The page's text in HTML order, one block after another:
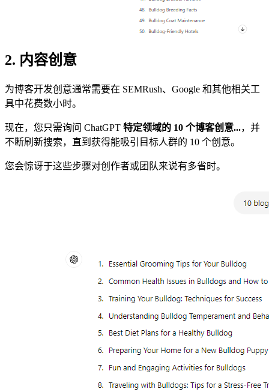
2. 内容创意
为博客开发创意通常需要在 SEMRush、Google 和其他相关工
具中花费数小时。
现在，您只需询问 ChatGPT 特定领域的 10 个博客创意...，并
不断刷新搜索，直到获得能吸引目标人群的 10 个创意。
您会惊讶于这些步骤对创作者或团队来说有多省时。